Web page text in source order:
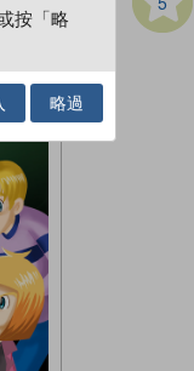
按「略
略過